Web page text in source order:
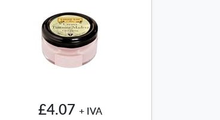
£4.07 + IVA